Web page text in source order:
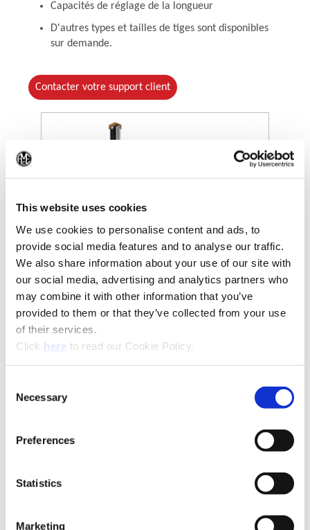
This website uses cookies
We use cookies to personalise content and ads, to
provide social media features and to analyse our traffic.
We also share information about your use of our site with
our social media, advertising and analytics partners who
may combine it with other information that you’ve
provided to them or that they’ve collected from your use
of their services.
Click here (Opens in a new window)
to read our Cookie Policy.
Selection
Necessary
Preferences
Statistics
Marketing
Capacités de réglage de la longueur
D'autres types et tailles de tiges sont disponibles
sur demande.
Contacter votre support client
(Opens in a new window)
d'icône
Industries Recommandées
Référence